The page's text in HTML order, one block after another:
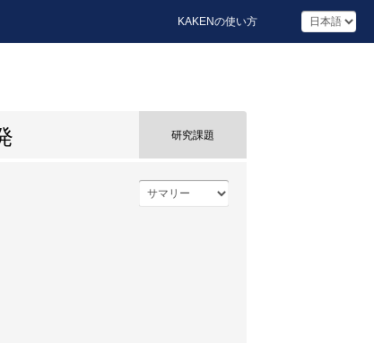
KAKENの使い方
研究課題